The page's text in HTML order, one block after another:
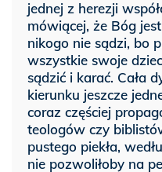
jednej z herezji
mówiącej, że Bóg
nikogo nie sądzi, bo
wszystkie swoje
sądzić i karać. Cała
kierunku jeszcze
coraz częściej
teologów czy
pustego piekła,
nie pozwoliłoby na